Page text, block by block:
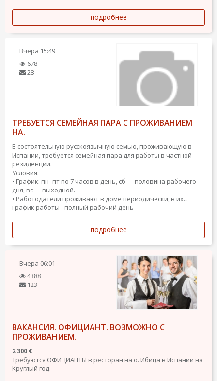
подробнее
Вчера 15:49
678
28
ТРЕБУЕТСЯ СЕМЕЙНАЯ ПАРА С ПРОЖИВАНИЕМ
НА.
В состоятельную русскоязычную семью, проживающую в
Испании, требуется семейная пара для работы в частной
резиденции.
Условия:
• График: пн–пт по 7 часов в день, сб — половина рабочего
дня, вс — выходной.
• Работодатели проживают в доме периодически, в их...
График работы - полный рабочий день
подробнее
Вчера 06:01
4388
123
ВАКАНСИЯ. ОФИЦИАНТ. ВОЗМОЖНО С
ПРОЖИВАНИЕМ.
2 300 €
Требуются ОФИЦИАНТЫ в ресторан на о. Ибица в Испании на
Круглый год.